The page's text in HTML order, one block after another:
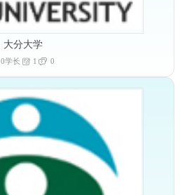
大分大学
0学长 1 0